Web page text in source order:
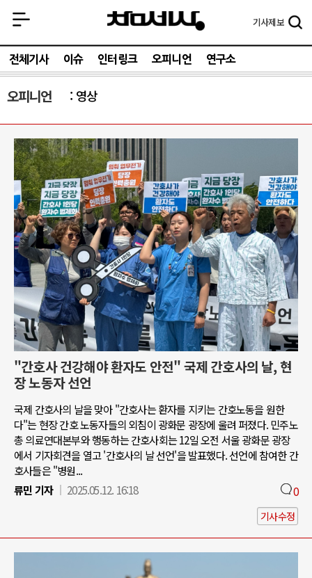
기사제보
전체기사 이슈 인터링크 오피니언 연구소
오피니언 영상
"간호사 건강해야 환자도 안전" 국제 간호사의 날, 현
장 노동자 선언
국제 간호사의 날을 맞아 "간호사는 환자를 지키는 간호노동을 원한
다"는 현장 간호 노동자들의 외침이 광화문 광장에 울려 퍼졌다. 민주노
총 의료연대본부와 행동하는 간호사회는 12일 오전 서울 광화문 광장
에서 기자회견을 열고 '간호사의 날 선언'을 발표했다. 선언에 참여한 간
호사들은 "병원...
류민 기자
2025.05.12. 16:18 0
기사수정